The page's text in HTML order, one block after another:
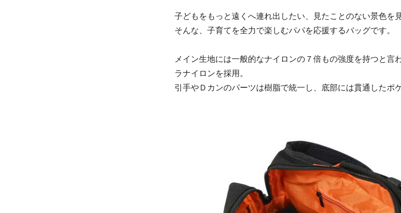
子どもをもっと遠くへ連れ出したい、見たことのない景色を
そんな、子育てを全力で楽しむパパを応援するバッグです。
メイン生地には一般的なナイロンの７倍もの強度を持つと言
ラナイロンを採用。
引手やＤカンのパーツは樹脂で統一し、底部には貫通したポ